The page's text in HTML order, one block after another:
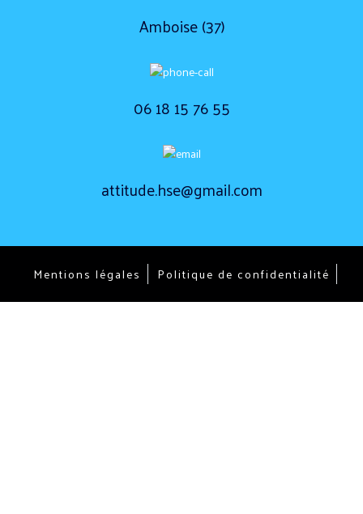
Amboise (37)
06 18 15 76 55
attitude.hse@gmail.com
Mentions légales Politique de confidentialité